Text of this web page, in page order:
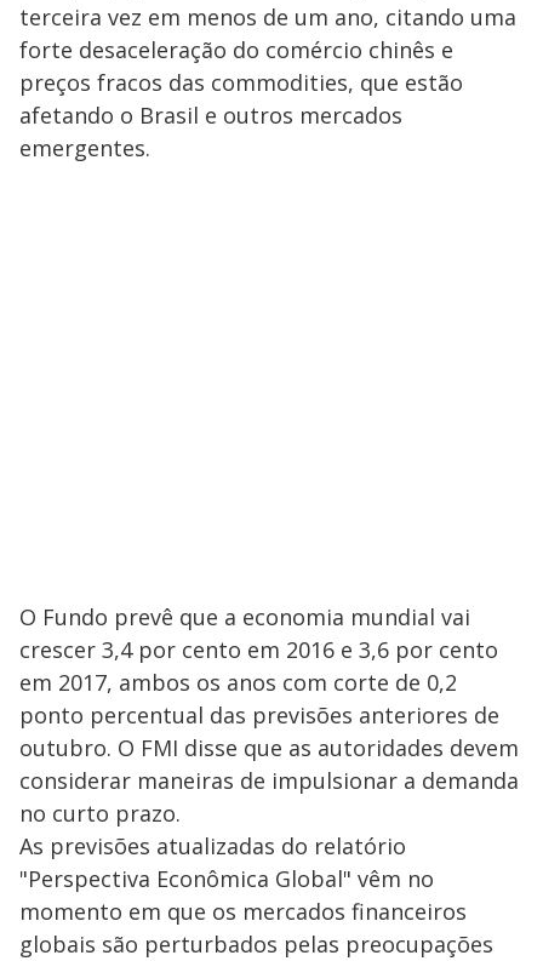
terceira vez em menos de um ano, citando uma
forte desaceleração do comércio chinês e
preços fracos das commodities, que estão
afetando o Brasil e outros mercados
emergentes.
O Fundo prevê que a economia mundial vai
crescer 3,4 por cento em 2016 e 3,6 por cento
em 2017, ambos os anos com corte de 0,2
ponto percentual das previsões anteriores de
outubro. O FMI disse que as autoridades devem
considerar maneiras de impulsionar a demanda
no curto prazo.
As previsões atualizadas do relatório
"Perspectiva Econômica Global" vêm no
momento em que os mercados financeiros
globais são perturbados pelas preocupações